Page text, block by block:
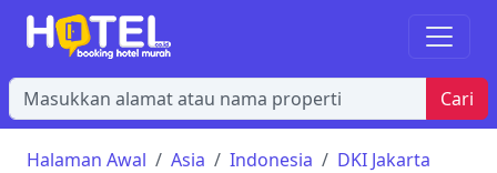
Cari
Halaman Awal Asia Indonesia
DKI Jakarta